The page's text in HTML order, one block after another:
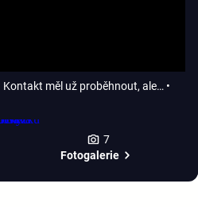
měl už proběhnout, ale… •
7
Fotogalerie